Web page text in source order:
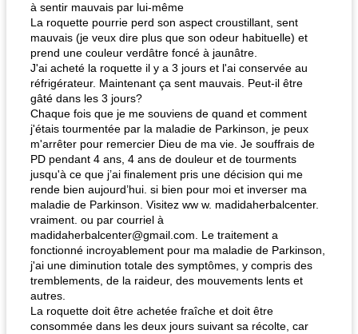
à sentir mauvais par lui-même
La roquette pourrie perd son aspect croustillant, sent
mauvais (je veux dire plus que son odeur habituelle) et
prend une couleur verdâtre foncé à jaunâtre.
J'ai acheté la roquette il y a 3 jours et l'ai conservée au
réfrigérateur. Maintenant ça sent mauvais. Peut-il être
gâté dans les 3 jours?
Chaque fois que je me souviens de quand et comment
j'étais tourmentée par la maladie de Parkinson, je peux
m'arrêter pour remercier Dieu de ma vie. Je souffrais de
PD pendant 4 ans, 4 ans de douleur et de tourments
jusqu'à ce que j’ai finalement pris une décision qui me
rende bien aujourd’hui. si bien pour moi et inverser ma
maladie de Parkinson. Visitez ww w. madidaherbalcenter.
vraiment. ou par courriel à
madidaherbalcenter@gmail.com . Le traitement a
fonctionné incroyablement pour ma maladie de Parkinson,
j'ai une diminution totale des symptômes, y compris des
tremblements, de la raideur, des mouvements lents et
autres.
La roquette doit être achetée fraîche et doit être
consommée dans les deux jours suivant sa récolte, car